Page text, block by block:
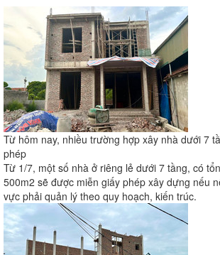
Từ hôm nay, nhiều trường hợp xây nhà dưới 7
phép
Từ 1/7, một số nhà ở riêng lẻ dưới 7 tầng, có
500m2 sẽ được miễn giấy phép xây dựng nếu
vực phải quản lý theo quy hoạch, kiến trúc.